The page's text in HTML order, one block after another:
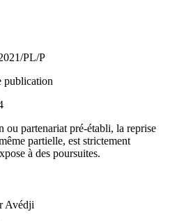
PL/P
publication
ou partenariat pré-établi, la reprise
partielle, est strictement
à des poursuites.
Avédji